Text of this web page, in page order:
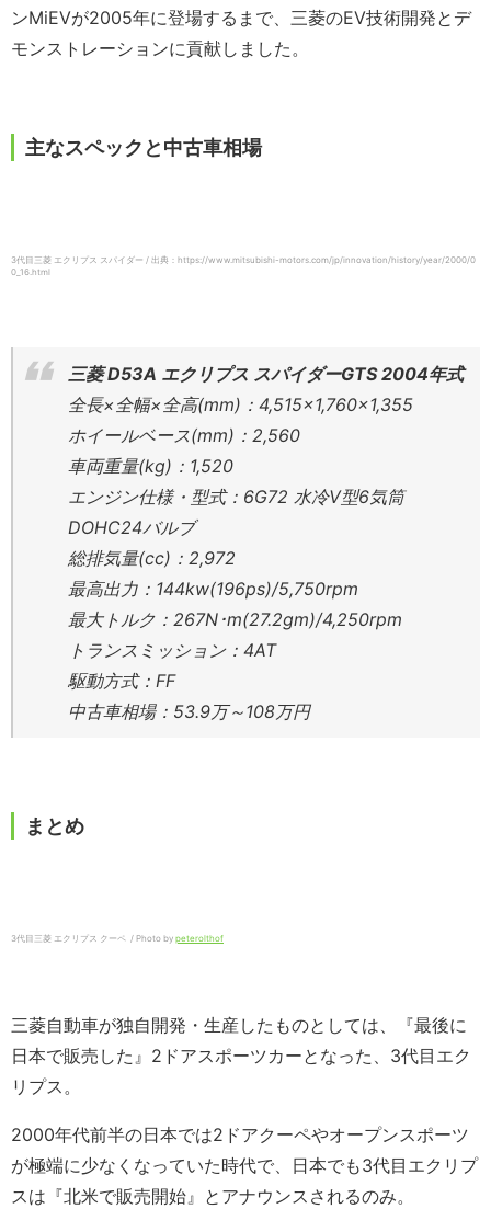
ンMiEVが2005年に登場するまで、三菱のEV技術開発とデ
モンストレーションに貢献しました。
主なスペックと中古車相場
3代目三菱 エクリプス スパイダー / 出典：https://www.mitsubishi-motors.com/jp/innovation/history/year/2000/0
0_16.html
三菱 D53A エクリプス スパイダーGTS 2004年式
全長×全幅×全高(mm)：4,515×1,760×1,355
ホイールベース(mm)：2,560
車両重量(kg)：1,520
エンジン仕様・型式：6G72 水冷V型6気筒
DOHC24バルブ
総排気量(cc)：2,972
最高出力：144kw(196ps)/5,750rpm
最大トルク：267N･m(27.2gm)/4,250rpm
トランスミッション：4AT
駆動方式：FF
中古車相場：53.9万～108万円
まとめ
3代目三菱 エクリプス クーペ / Photo by peterolthof
三菱自動車が独自開発・生産したものとしては、『最後に
日本で販売した』2ドアスポーツカーとなった、3代目エク
リプス。
2000年代前半の日本では2ドアクーペやオープンスポーツ
が極端に少なくなっていた時代で、日本でも3代目エクリプ
スは『北米で販売開始』とアナウンスされるのみ。